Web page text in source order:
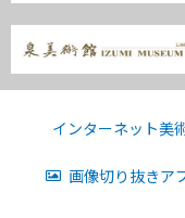
インターネット美
画像切り抜きア